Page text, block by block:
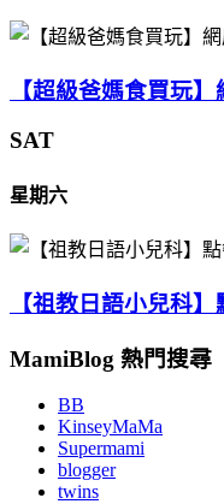
【超級爸媽食買玩
SAT
星期六
【祖教日語小兒科】
MamiBlog 熱門搜尋
BB
KinseyMaMa
Supermami
blogger
twins